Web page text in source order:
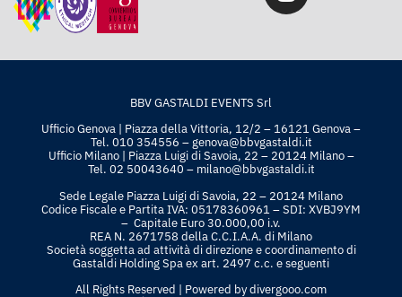
BBV GASTALDI EVENTS Srl
Ufficio Genova | Piazza della Vittoria, 12/2 – 16121 Genova –
Tel. 010 354556 – genova@bbvgastaldi.it
Ufficio Milano | Piazza Luigi di Savoia, 22 – 20124 Milano –
Tel. 02 50043640 – milano@bbvgastaldi.it
Sede Legale Piazza Luigi di Savoia, 22 – 20124 Milano
Codice Fiscale e Partita IVA: 05178360961 – SDI: XVBJ9YM
– Capitale Euro 30.000,00 i.v.
REA N. 2671758 della C.C.I.A.A. di Milano
Società soggetta ad attività di direzione e coordinamento di
Gastaldi Holding Spa ex art. 2497 c.c. e seguenti
All Rights Reserved | Powered bydivergooo.com